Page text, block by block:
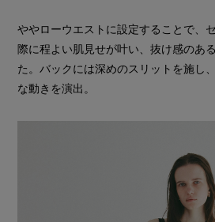
ややローウエストに設定することで、
際に程よい肌見せが叶い、抜け感のあ
た。バックには深めのスリットを施し
な動きを演出。